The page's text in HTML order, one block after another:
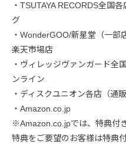
・TSUTAYA RECORDS全国
グ
・WonderGOO/新星堂（一
楽天市場店
・ヴィレッジヴァンガード全
ンライン
・ディスクユニオン各店（通販
・Amazon.co.jp
※Amazon.co.jpでは、特典付
特典をご要望のお客様は特典